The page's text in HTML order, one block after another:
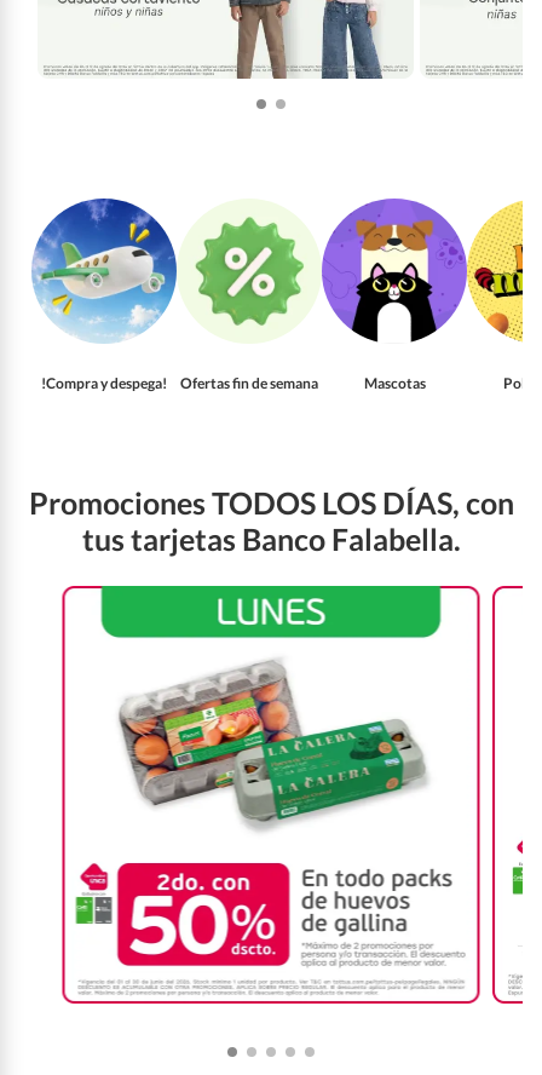
!Compra y despega! Ofertas fin de semana Mascotas
Promociones TODOS LOS DÍAS, con
tus tarjetas Banco Falabella.